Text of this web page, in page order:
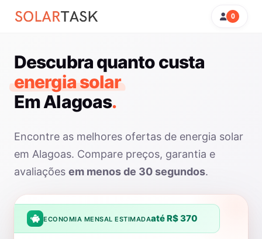
0
Descubra quanto custa
energia solar
Em Alagoas.
Encontre as melhores ofertas de energia solar
em Alagoas. Compare preços, garantia e
avaliações em menos de 30 segundos.
ECONOMIA MENSAL ESTIMADAaté R$ 370